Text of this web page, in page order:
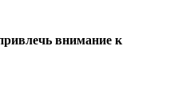
внимание к